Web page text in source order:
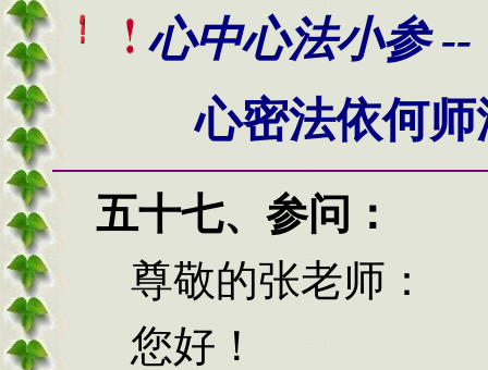
心中心法小参 --
心密法依何
五十七、 参问：
尊敬的张老师：
您好！